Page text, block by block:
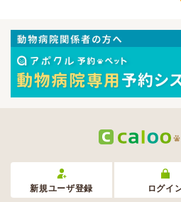
新規ユーザ登録 ログイ